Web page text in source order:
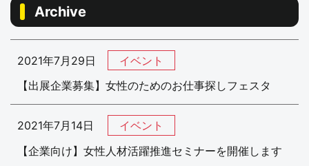
Archive
2021年7月29日
イベント
【出展企業募集】女性のためのお仕事探しフェスタ
2021年7月14日
イベント
【企業向け】女性人材活躍推進セミナーを開催します